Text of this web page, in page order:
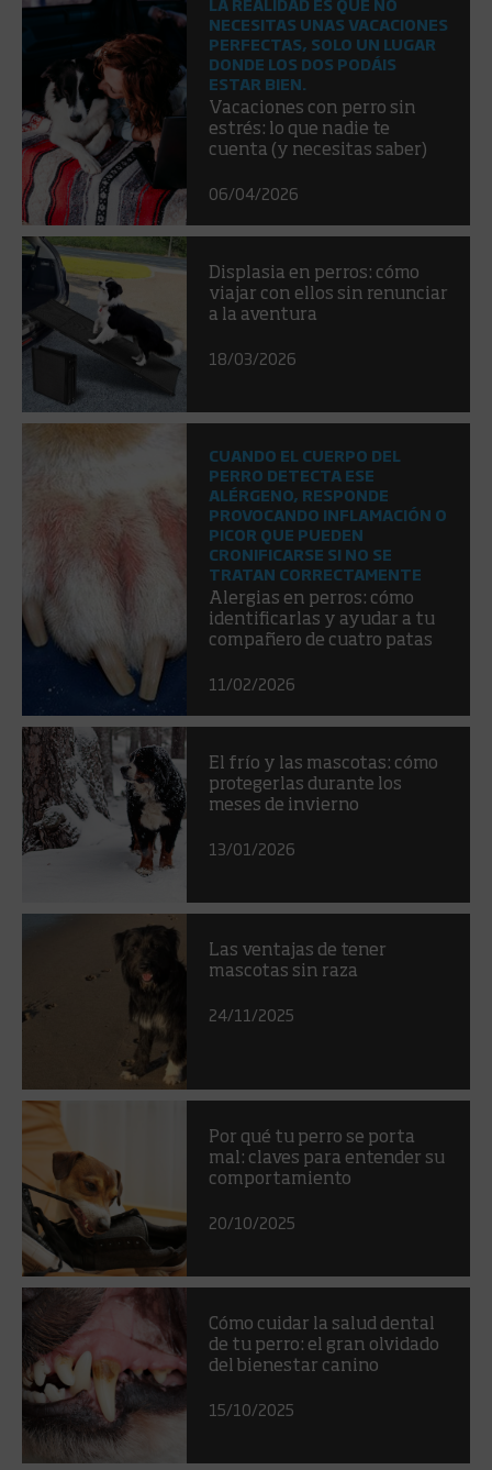
NECESITAS UNAS VACACIONES
PERFECTAS, SOLO UN LUGAR
DONDE LOS DOS PODÁIS
ESTAR BIEN.
Vacaciones con perro sin
estrés: lo que nadie te
cuenta (y necesitas saber)
06/04/2026
Displasia en perros: cómo
viajar con ellos sin renunciar
a la aventura
18/03/2026
CUANDO EL CUERPO DEL
PERRO DETECTA ESE
ALÉRGENO, RESPONDE
PROVOCANDO INFLAMACIÓN O
PICOR QUE PUEDEN
CRONIFICARSE SI NO SE
TRATAN CORRECTAMENTE
Alergias en perros: cómo
identificarlas y ayudar a tu
compañero de cuatro patas
11/02/2026
El frío y las mascotas: cómo
protegerlas durante los
meses de invierno
13/01/2026
Las ventajas de tener
mascotas sin raza
24/11/2025
Por qué tu perro se porta
mal: claves para entender su
comportamiento
20/10/2025
Cómo cuidar la salud dental
de tu perro: el gran olvidado
del bienestar canino
15/10/2025